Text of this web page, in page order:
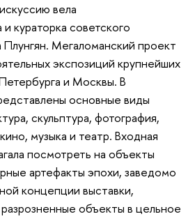
вела
кураторка советского
Мегаломанский проект
экспозиций крупнейших
и Москвы. В
основные виды
скульптура, фотография,
музыка и театр. Входная
посмотреть на объекты
артефакты эпохи, заведомо
концепции выставки,
объекты в цельное